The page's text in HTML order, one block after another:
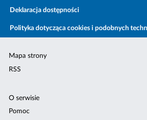
Deklaracja dostępności
Polityka dotycząca cookies i podobnych
Mapa strony
RSS
O serwisie
Pomoc